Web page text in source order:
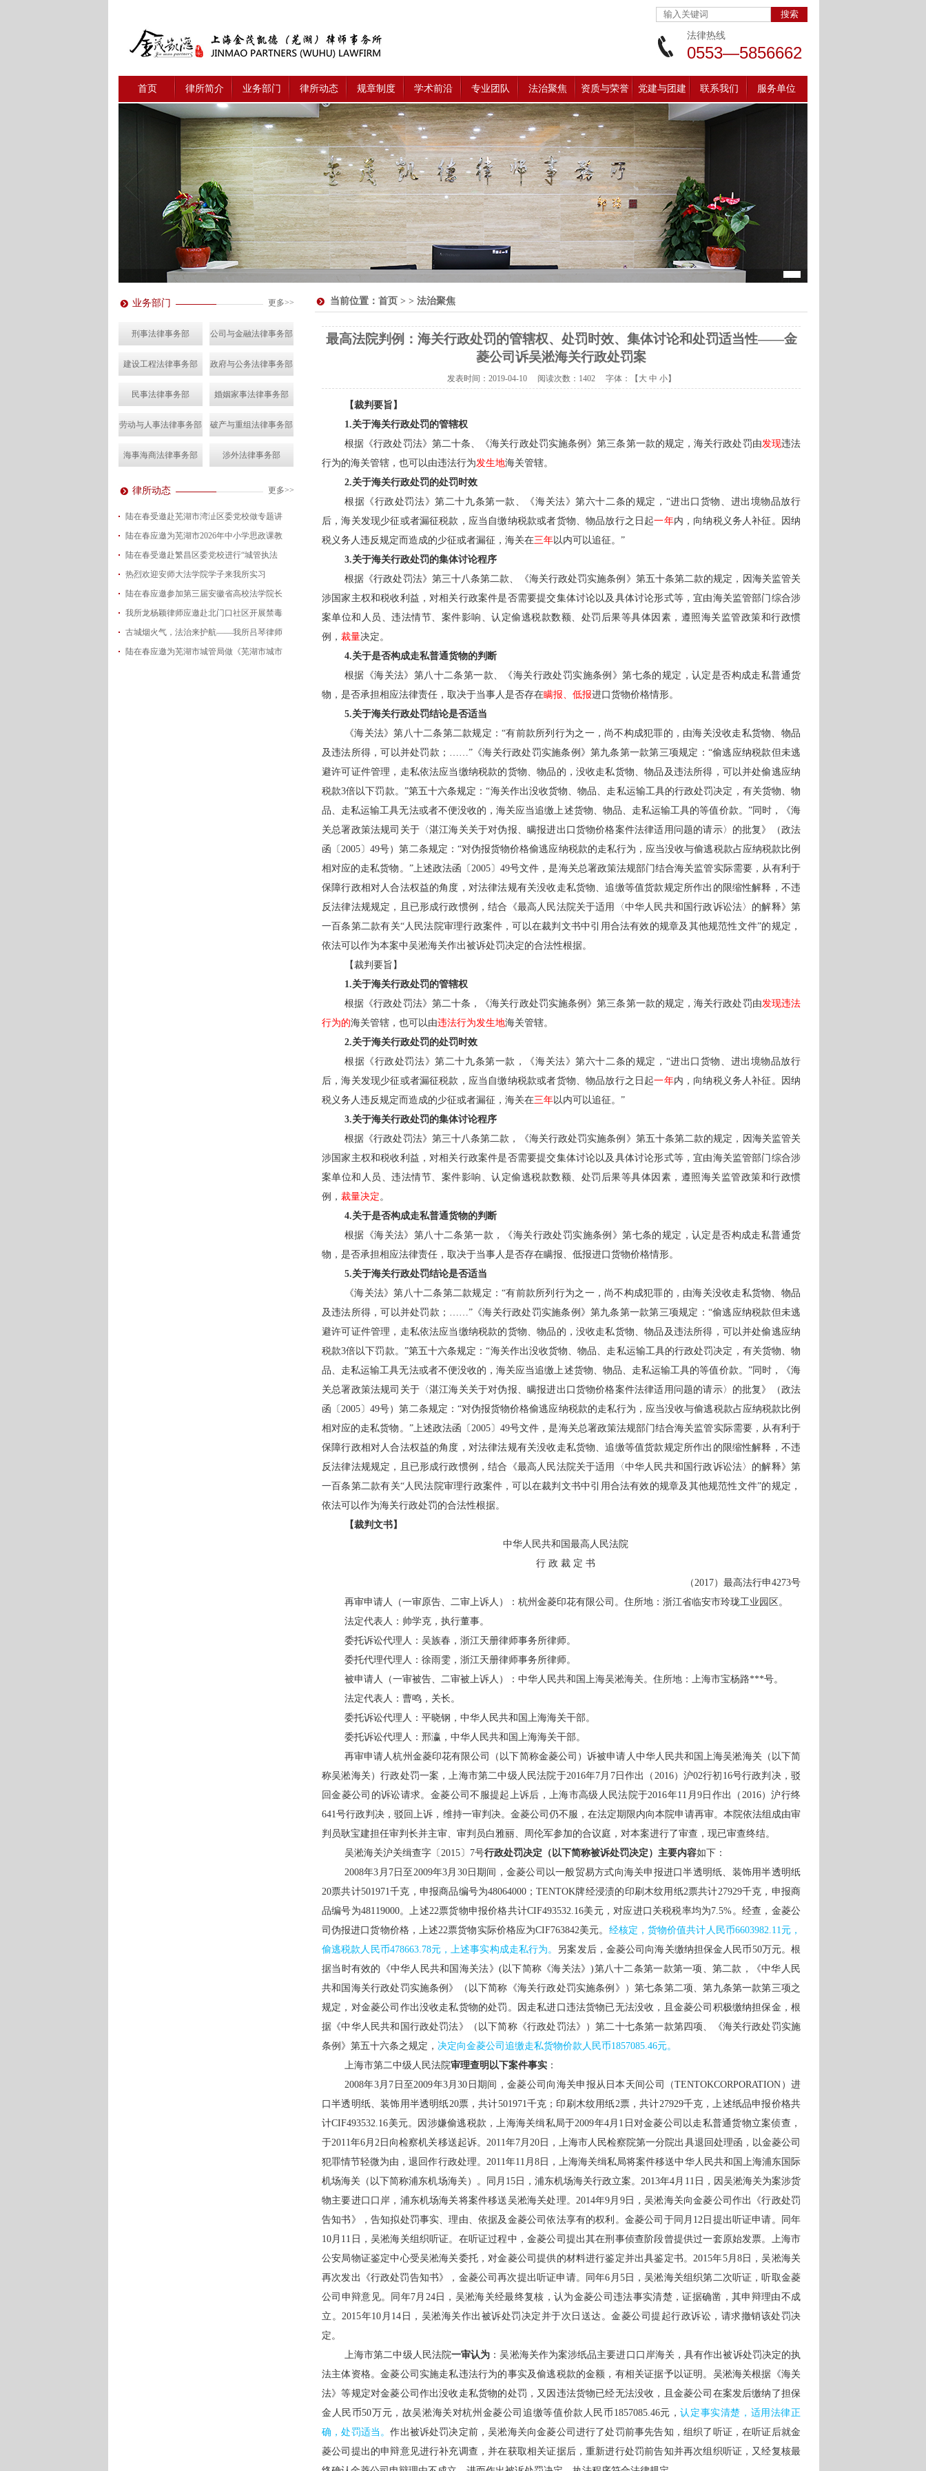
法律热线
0553—5856662
首页 律所简介 业务部门 律所动态 规章制度 学术前沿 专业团队 法治聚焦 资质与荣誉 党建与团建 联系我们 服务单位
业务部门 更多>>
刑事法律事务部 公司与金融法律事务部
建设工程法律事务部 政府与公务法律事务部
民事法律事务部 婚姻家事法律事务部
劳动与人事法律事务部 破产与重组法律事务部
海事海商法律事务部 涉外法律事务部
律所动态 更多>>
陆在春受邀赴芜湖市湾沚区委党校做专题讲
2026-08-04
陆在春应邀为芜湖市2026年中小学思政课教
2026-07-24
陆在春受邀赴繁昌区委党校进行“城管执法
2026-07-15
热烈欢迎安师大法学院学子来我所实习
2026-07-01
陆在春应邀参加第三届安徽省高校法学院长
2026-06-29
我所龙杨颖律师应邀赴北门口社区开展禁毒
2026-06-18
古城烟火气，法治来护航——我所吕琴律师
2026-05-21
陆在春应邀为芜湖市城管局做《芜湖市城市
当前位置： 首页 > > 法治聚焦
最高法院判例：海关行政处罚的管辖权、处罚时效、集体讨论和处罚适当性——金
菱公司诉吴淞海关行政处罚案
发表时间： 2019-04-10阅读次数： 1402 字体：【 大 中 小】
【裁判要旨】
1.关于海关行政处罚的管辖权
根据《行政处罚法》第二十条、《海关行政处罚实施条例》第三条第一款的规定，海关行政处罚由发现违法
行为的海关管辖，也可以由违法行为发生地海关管辖。
2.关于海关行政处罚的处罚时效
根据《行政处罚法》第二十九条第一款、《海关法》第六十二条的规定， “进出口货物、进出境物品放行
后，海关发现少征或者漏征税款，应当自缴纳税款或者货物、物品放行之日起一年内，向纳税义务人补征。因纳
税义务人违反规定而造成的少征或者漏征，海关在三年以内可以追征。 ”
3.关于海关行政处罚的集体讨论程序
根据《行政处罚法》第三十八条第二款、《海关行政处罚实施条例》第五十条第二款的规定，因海关监管关
涉国家主权和税收利益，对相关行政案件是否需要提交集体讨论以及具体讨论形式等，宜由海关监管部门综合涉
案单位和人员、违法情节、案件影响、认定偷逃税款数额、处罚后果等具体因素，遵照海关监管政策和行政惯
例， 裁量决定。
4.关于是否构成走私普通货物的判断
根据《海关法》第八十二条第一款、《海关行政处罚实施条例》第七条的规定，认定是否构成走私普通货
物，是否承担相应法律责任，取决于当事人是否存在瞒报、低报进口货物价格情形。
5.关于海关行政处罚结论是否适当
《海关法》第八十二条第二款规定：“有前款所列行为之一，尚不构成犯罪的，由海关没收走私货物、物品
及违法所得，可以并处罚款；……”《海关行政处罚实施条例》第九条第一款第三项规定：“偷逃应纳税款但未逃
避许可证件管理，走私依法应当缴纳税款的货物、物品的，没收走私货物、物品及违法所得，可以并处偷逃应纳
税款3倍以下罚款。”第五十六条规定：“海关作出没收货物、物品、走私运输工具的行政处罚决定，有关货物、物
品、走私运输工具无法或者不便没收的，海关应当追缴上述货物、物品、走私运输工具的等值价款。”同时，《海
关总署政策法规司关于〈湛江海关关于对伪报、瞒报进出口货物价格案件法律适用问题的请示〉的批复》（政法
函〔2005〕49号）第二条规定：“对伪报货物价格偷逃应纳税款的走私行为，应当没收与偷逃税款占应纳税款比例
相对应的走私货物。”上述政法函〔2005〕49号文件，是海关总署政策法规部门结合海关监管实际需要，从有利于
保障行政相对人合法权益的角度，对法律法规有关没收走私货物、追缴等值货款规定所作出的限缩性解释，不违
反法律法规规定，且已形成行政惯例，结合《最高人民法院关于适用〈中华人民共和国行政诉讼法〉的解释》第
一百条第二款有关“人民法院审理行政案件，可以在裁判文书中引用合法有效的规章及其他规范性文件”的规定，
依法可以作为本案中吴淞海关作出被诉处罚决定的合法性根据。
【裁判要旨】
1.关于海关行政处罚的管辖权
根据《行政处罚法》第二十条，《海关行政处罚实施条例》第三条第一款的规定，海关行政处罚由发现违法
行为的海关管辖，也可以由违法行为发生地海关管辖。
2.关于海关行政处罚的处罚时效
根据《行政处罚法》第二十九条第一款，《海关法》第六十二条的规定， “进出口货物、进出境物品放行
后，海关发现少征或者漏征税款，应当自缴纳税款或者货物、物品放行之日起一年内，向纳税义务人补征。因纳
税义务人违反规定而造成的少征或者漏征，海关在三年以内可以追征。 ”
3.关于海关行政处罚的集体讨论程序
根据《行政处罚法》第三十八条第二款，《海关行政处罚实施条例》第五十条第二款的规定，因海关监管关
涉国家主权和税收利益，对相关行政案件是否需要提交集体讨论以及具体讨论形式等，宜由海关监管部门综合涉
案单位和人员、违法情节、案件影响、认定偷逃税款数额、处罚后果等具体因素，遵照海关监管政策和行政惯
例， 裁量决定。
4.关于是否构成走私普通货物的判断
根据《海关法》第八十二条第一款，《海关行政处罚实施条例》第七条的规定，认定是否构成走私普通货
物，是否承担相应法律责任，取决于当事人是否存在瞒报、低报进口货物价格情形。
5.关于海关行政处罚结论是否适当
《海关法》第八十二条第二款规定：“有前款所列行为之一，尚不构成犯罪的，由海关没收走私货物、物品
及违法所得，可以并处罚款；……”《海关行政处罚实施条例》第九条第一款第三项规定：“偷逃应纳税款但未逃
避许可证件管理，走私依法应当缴纳税款的货物、物品的，没收走私货物、物品及违法所得，可以并处偷逃应纳
税款3倍以下罚款。”第五十六条规定：“海关作出没收货物、物品、走私运输工具的行政处罚决定，有关货物、物
品、走私运输工具无法或者不便没收的，海关应当追缴上述货物、物品、走私运输工具的等值价款。”同时，《海
关总署政策法规司关于〈湛江海关关于对伪报、瞒报进出口货物价格案件法律适用问题的请示〉的批复》（政法
函〔2005〕49号）第二条规定：“对伪报货物价格偷逃应纳税款的走私行为，应当没收与偷逃税款占应纳税款比例
相对应的走私货物。”上述政法函〔2005〕49号文件，是海关总署政策法规部门结合海关监管实际需要，从有利于
保障行政相对人合法权益的角度，对法律法规有关没收走私货物、追缴等值货款规定所作出的限缩性解释，不违
反法律法规规定，且已形成行政惯例，结合《最高人民法院关于适用〈中华人民共和国行政诉讼法〉的解释》第
一百条第二款有关“人民法院审理行政案件，可以在裁判文书中引用合法有效的规章及其他规范性文件”的规定，
依法可以作为海关行政处罚的合法性根据。
【裁判文书】
中华人民共和国最高人民法院
行 政 裁 定 书
（2017）最高法行申4273号
再审申请人（一审原告、二审上诉人）：杭州金菱印花有限公司。住所地：浙江省临安市玲珑工业园区。
法定代表人：帅学克，执行董事。
委托诉讼代理人：吴族春，浙江天册律师事务所律师。
委托代理代理人：徐雨雯，浙江天册律师事务所律师。
被申请人（一审被告、二审被上诉人）：中华人民共和国上海吴淞海关。住所地：上海市宝杨路***号。
法定代表人：曹鸣，关长。
委托诉讼代理人：平晓钢，中华人民共和国上海海关干部。
委托诉讼代理人：邢瀛，中华人民共和国上海海关干部。
再审申请人杭州金菱印花有限公司（以下简称金菱公司）诉被申请人中华人民共和国上海吴淞海关（以下简
称吴淞海关）行政处罚一案，上海市第二中级人民法院于2016年7月7日作出（2016）沪02行初16号行政判决，驳
回金菱公司的诉讼请求。金菱公司不服提起上诉后，上海市高级人民法院于2016年11月9日作出（2016）沪行终
641号行政判决，驳回上诉，维持一审判决。金菱公司仍不服，在法定期限内向本院申请再审。本院依法组成由审
判员耿宝建担任审判长并主审、审判员白雅丽、周伦军参加的合议庭，对本案进行了审查，现已审查终结。
吴淞海关沪关缉查字〔 2015〕7号行政处罚决定（以下简称被诉处罚决定）主要内容如下：
2008年3月7日至2009年3月30日期间，金菱公司以一般贸易方式向海关申报进口半透明纸、装饰用半透明纸
20票共计501971千克，申报商品编号为48064000；TENTOK牌经浸渍的印刷木纹用纸2票共计27929千克，申报商
品编号为48119000。上述22票货物申报价格共计CIF493532.16美元，对应进口关税税率均为7.5%。经查，金菱公
司伪报进口货物价格，上述22票货物实际价格应为CIF763842美元。 经核定，货物价值共计人民币6603982.11元，
偷逃税款人民币478663.78元，上述事实构成走私行为。
另案发后，金菱公司向海关缴纳担保金人民币50万元。根
据当时有效的《中华人民共和国海关法》(以下简称《海关法》)第八十二条第一款第一项、第二款，《中华人民
共和国海关行政处罚实施条例》（以下简称《海关行政处罚实施条例》）第七条第二项、第九条第一款第三项之
规定，对金菱公司作出没收走私货物的处罚。因走私进口违法货物已无法没收，且金菱公司积极缴纳担保金，根
据《中华人民共和国行政处罚法》（以下简称《行政处罚法》）第二十七条第一款第四项、《海关行政处罚实施
条例》第五十六条之规定， 决定向金菱公司追缴走私货物价款人民币1857085.46元。
上海市第二中级人民法院审理查明以下案件事实 ：
2008年3月7日至2009年3月30日期间，金菱公司向海关申报从日本天间公司（TENTOKCORPORATION）进
口半透明纸、装饰用半透明纸20票，共计501971千克；印刷木纹用纸2票，共计27929千克，上述纸品申报价格共
计CIF493532.16美元。因涉嫌偷逃税款，上海海关缉私局于2009年4月1日对金菱公司以走私普通货物立案侦查，
于2011年6月2日向检察机关移送起诉。2011年7月20日，上海市人民检察院第一分院出具退回处理函，以金菱公司
犯罪情节轻微为由，退回作行政处理。2011年11月8日，上海海关缉私局将案件移送中华人民共和国上海浦东国际
机场海关（以下简称浦东机场海关）。同月15日，浦东机场海关行政立案。2013年4月11日，因吴淞海关为案涉货
物主要进口口岸，浦东机场海关将案件移送吴淞海关处理。2014年9月9日，吴淞海关向金菱公司作出《行政处罚
告知书》，告知拟处罚事实、理由、依据及金菱公司依法享有的权利。金菱公司于同月12日提出听证申请。同年
10月11日，吴淞海关组织听证。在听证过程中，金菱公司提出其在刑事侦查阶段曾提供过一套原始发票。上海市
公安局物证鉴定中心受吴淞海关委托，对金菱公司提供的材料进行鉴定并出具鉴定书。2015年5月8日，吴淞海关
再次发出《行政处罚告知书》，金菱公司再次提出听证申请。同年6月5日，吴淞海关组织第二次听证，听取金菱
公司申辩意见。同年7月24日，吴淞海关经最终复核，认为金菱公司违法事实清楚，证据确凿，其申辩理由不成
立。2015年10月14日，吴淞海关作出被诉处罚决定并于次日送达。金菱公司提起行政诉讼，请求撤销该处罚决
定。
上海市第二中级人民法院一审认为 ：吴淞海关作为案涉纸品主要进口口岸海关，具有作出被诉处罚决定的执
法主体资格。金菱公司实施走私违法行为的事实及偷逃税款的金额，有相关证据予以证明。吴淞海关根据《海关
法》等规定对金菱公司作出没收走私货物的处罚，又因违法货物已经无法没收，且金菱公司在案发后缴纳了担保
金人民币50万元，故吴淞海关对杭州金菱公司追缴等值价款人民币1857085.46元，认定事实清楚，适用法律正
确，处罚适当。作出被诉处罚决定前，吴淞海关向金菱公司进行了处罚前事先告知，组织了听证，在听证后就金
菱公司提出的申辩意见进行补充调查，并在获取相关证据后，重新进行处罚前告知并再次组织听证，又经复核最